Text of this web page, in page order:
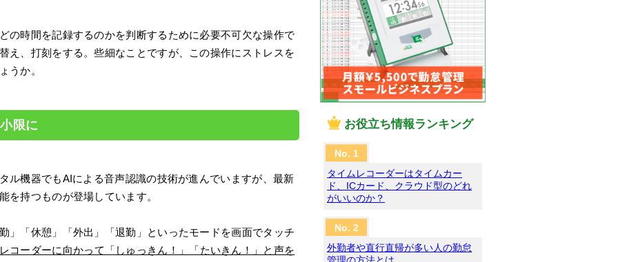
の時間を記録するのかを判断するために必要不可欠な操作で
え、打刻をする。些細なことですが、この操作にストレスを
うか。
限に
ル機器でもAIによる音声認識の技術が進んでいますが、最新
を持つものが登場しています。
」「休憩」「外出」「退勤」といったモードを画面でタッチ
コーダーに向かって「しゅっきん！」「たいきん！」と声を
お役立ち情報ランキング
タイムレコーダーはタイムカー
ド、ICカード、クラウド型のどれ
がいいのか？
外勤者や直行直帰が多い人の勤怠